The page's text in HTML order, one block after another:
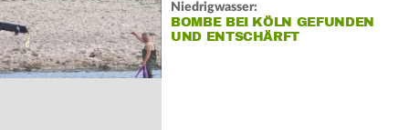
Niedrigwasser:
BOMBE BEI KÖLN GEFUNDEN
UND ENTSCHÄRFT